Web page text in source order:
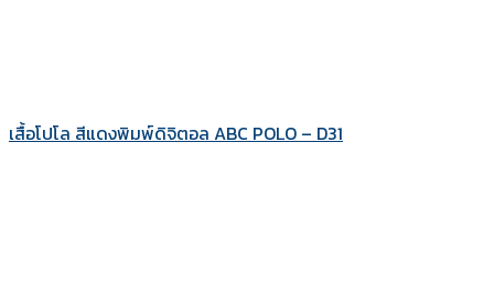
เสื้อโปโล สีแดงพิมพ์ดิจิตอล ABC POLO – D31